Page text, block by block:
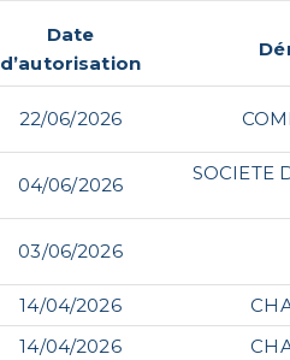
Date
d’autorisation
22/06/2026
04/06/2026
SOCIETE
03/06/2026
14/04/2026
14/04/2026